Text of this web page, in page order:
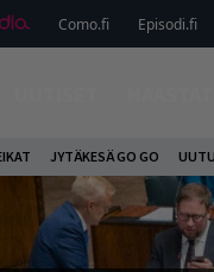
Como.fi Episodi.fi
JYTÄKESÄ GO GO